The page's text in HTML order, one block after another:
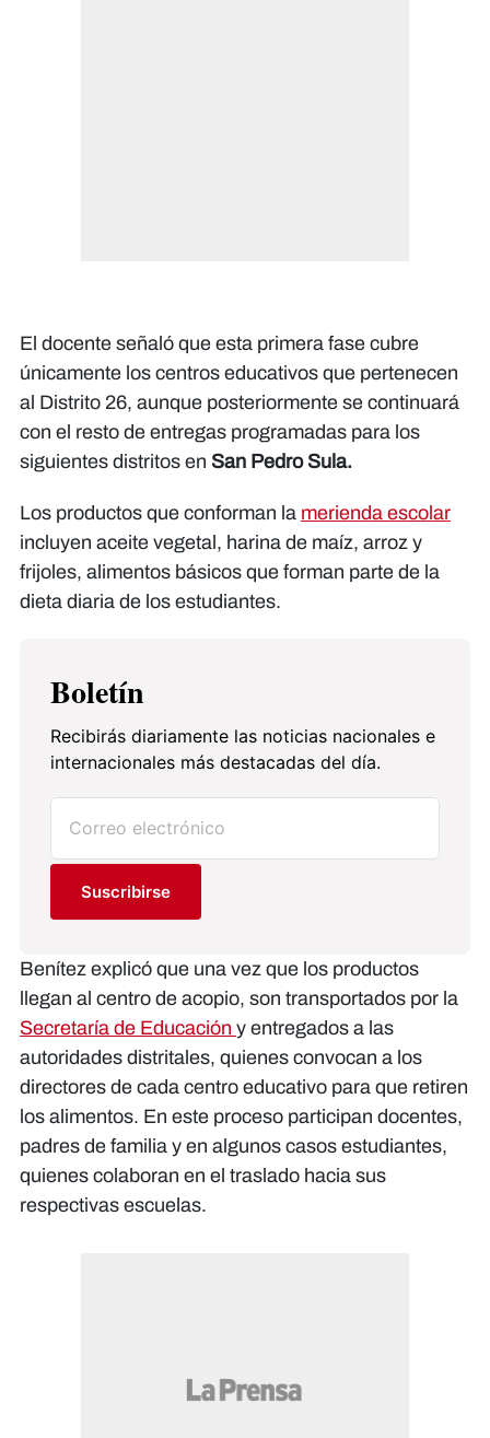
El docente señaló que esta primera fase cubre
únicamente los centros educativos que pertenecen
al Distrito 26, aunque posteriormente se continuará
con el resto de entregas programadas para los
siguientes distritos en San Pedro Sula.
Los productos que conforman la merienda escolar
incluyen aceite vegetal, harina de maíz, arroz y
frijoles, alimentos básicos que forman parte de la
dieta diaria de los estudiantes.
Boletín
Recibirás diariamente las noticias nacionales e
internacionales más destacadas del día.
Suscribirse
Benítez explicó que una vez que los productos
llegan al centro de acopio, son transportados por la
Secretaría de Educación y entregados a las
autoridades distritales, quienes convocan a los
directores de cada centro educativo para que retiren
los alimentos. En este proceso participan docentes,
padres de familia y en algunos casos estudiantes,
quienes colaboran en el traslado hacia sus
respectivas escuelas.